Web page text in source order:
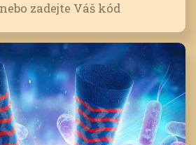
zadejte Váš kód